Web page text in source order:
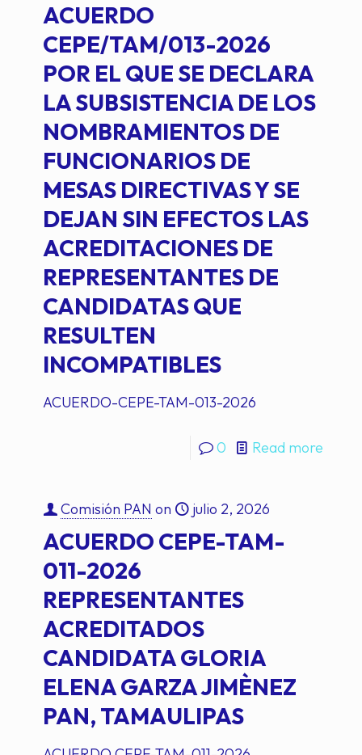
ACUERDO
CEPE/TAM/013-2026
POR EL QUE SE DECLARA
LA SUBSISTENCIA DE LOS
NOMBRAMIENTOS DE
FUNCIONARIOS DE
MESAS DIRECTIVAS Y SE
DEJAN SIN EFECTOS LAS
ACREDITACIONES DE
REPRESENTANTES DE
CANDIDATAS QUE
RESULTEN
INCOMPATIBLES
ACUERDO-CEPE-TAM-013-2026
0 Read more
Comisión PAN on julio 2, 2026
ACUERDO CEPE-TAM-
011-2026
REPRESENTANTES
ACREDITADOS
CANDIDATA GLORIA
ELENA GARZA JIMÈNEZ
PAN, TAMAULIPAS